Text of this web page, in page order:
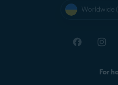
Worldwide
For